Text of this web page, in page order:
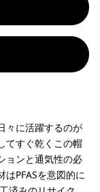
々に活躍するのが
てすぐ乾くこの帽
ョンと通気性の必
PFASを意図的に